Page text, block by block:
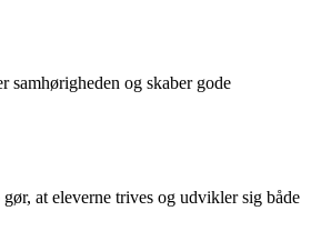
og skaber gode
at eleverne trives og udvikler sig både